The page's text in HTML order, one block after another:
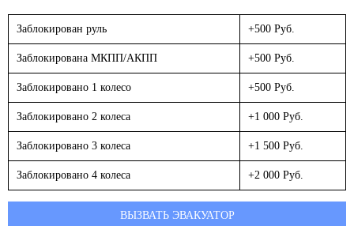
Заблокирован руль +500 Руб.
Заблокирована МКПП/АКПП +500 Руб.
Заблокировано 1 колесо +500 Руб.
Заблокировано 2 колеса +1 000 Руб.
Заблокировано 3 колеса +1 500 Руб.
Заблокировано 4 колеса +2 000 Руб.
ВЫЗВАТЬ ЭВАКУАТОР